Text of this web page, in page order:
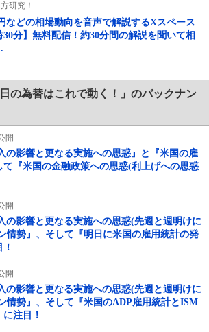
研究！
などの相場動向を音声で解説するXスペース
30分】無料配信！約30分間の解説を聞いて相
の為替はこれで動く！」のバックナン
開
の影響と更なる実施への思惑』と『米国の雇
て『米国の金融政策への思惑(利上げへの思惑
開
の影響と更なる実施への思惑(先週と週明けに
情勢』、そして『明日に米国の雇用統計の発
開
の影響と更なる実施への思惑(先週と週明けに
情勢』、そして『米国のADP雇用統計とISM
注目！